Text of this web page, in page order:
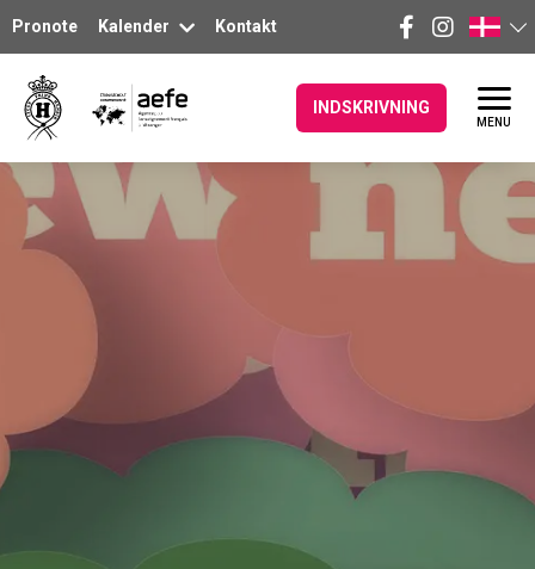
Pronote Kalender Kontakt
INDSKRIVNING
MENU